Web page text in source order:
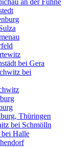
an der Fuhne
bei Gera
bei
Thüringen
bei Schmölln
bei Halle